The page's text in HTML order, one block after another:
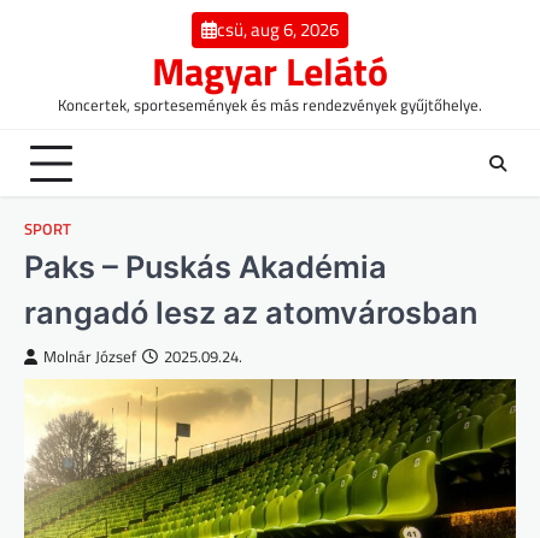
csü, aug 6, 2026
Magyar Lelátó
Koncertek, sportesemények és más rendezvények gyűjtőhelye.
SPORT
Paks – Puskás Akadémia
rangadó lesz az atomvárosban
Molnár József 2025.09.24.